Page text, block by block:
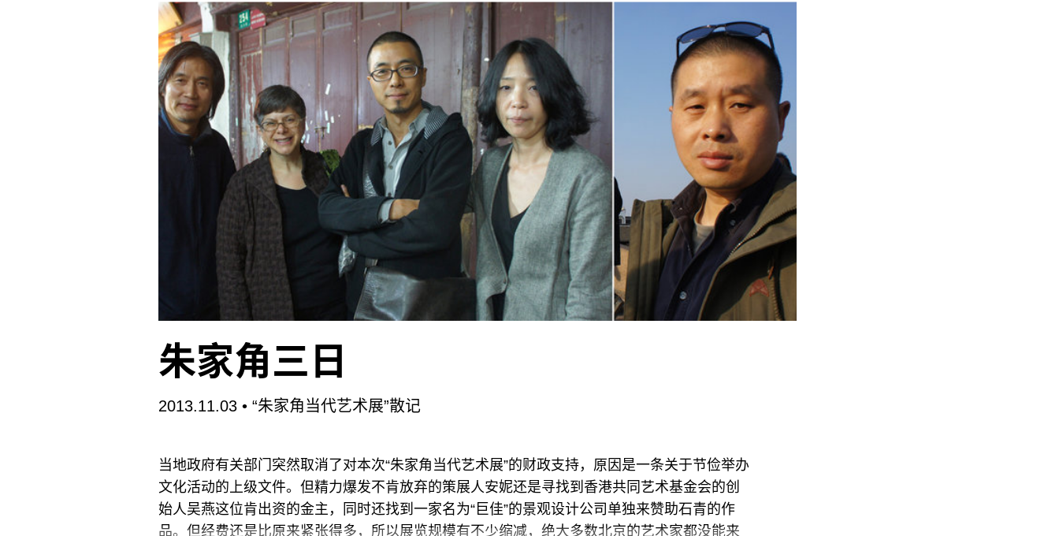
景观的序列中。“实验性”问题在此可能比“独处”时显得更为迫切，借由这种刺激的交流，建筑之
间的关系被演绎的富于戏剧色彩。王澍与艾未未的创作相距很近，却截然两个世界——《三合
宅》与《六间》并不只是数量上的倍增，而是某种“本体”论上的差别：王试图在“三”的基础上创
生整个宇宙，而艾则宁愿建构一处“通道”，实现一种语焉不详的并置与联通。不过也有稍显“过
度”的作品，友人便笑谈道：“《睡莲》屋顶上的‘水生植物园’到了夏天岂不是蚊虫滋生的‘乐
园’？”
朱家角三日
2013.11.03 • “朱家角当代艺术展”散记
当地政府有关部门突然取消了对本次“朱家角当代艺术展”的财政支持，原因是一条关于节俭举办
文化活动的上级文件。但精力爆发不肯放弃的策展人安妮还是寻找到香港共同艺术基金会的创
始人吴燕这位肯出资的金主，同时还找到一家名为“巨佳”的景观设计公司单独来赞助石青的作
品。但经费还是比原来紧张得多，所以展览规模有不少缩减，绝大多数北京的艺术家都没能来